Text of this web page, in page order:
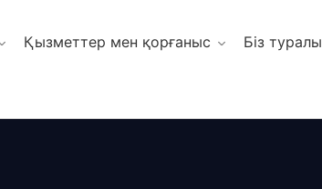
Қызметтер мен қорғаныс Біз туралы